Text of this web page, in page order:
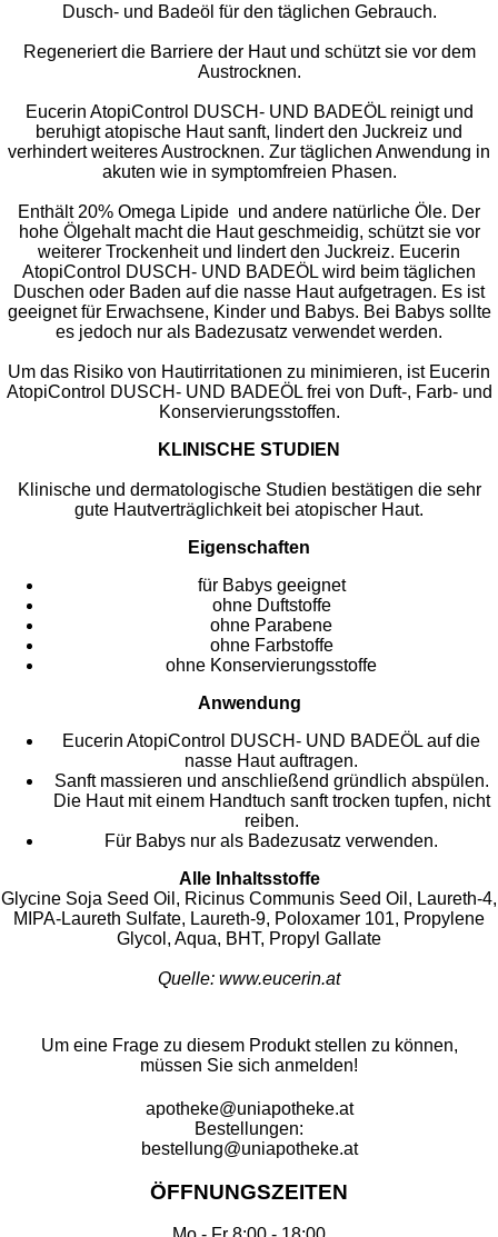
Dusch- und Badeöl für den täglichen Gebrauch.
Regeneriert die Barriere der Haut und schützt sie vor dem
Austrocknen.
Eucerin AtopiControl DUSCH- UND BADEÖL reinigt und
beruhigt atopische Haut sanft, lindert den Juckreiz und
verhindert weiteres Austrocknen. Zur täglichen Anwendung in
akuten wie in symptomfreien Phasen.
Enthält 20% Omega Lipide und andere natürliche Öle. Der
hohe Ölgehalt macht die Haut geschmeidig, schützt sie vor
weiterer Trockenheit und lindert den Juckreiz. Eucerin
AtopiControl DUSCH- UND BADEÖL wird beim täglichen
Duschen oder Baden auf die nasse Haut aufgetragen. Es ist
geeignet für Erwachsene, Kinder und Babys. Bei Babys sollte
es jedoch nur als Badezusatz verwendet werden.
Um das Risiko von Hautirritationen zu minimieren, ist Eucerin
AtopiControl DUSCH- UND BADEÖL frei von Duft-, Farb- und
Konservierungsstoffen.
KLINISCHE STUDIEN
Klinische und dermatologische Studien bestätigen die sehr
gute Hautverträglichkeit bei atopischer Haut.
Eigenschaften
für Babys geeignet
ohne Duftstoffe
ohne Parabene
ohne Farbstoffe
ohne Konservierungsstoffe
Anwendung
Eucerin AtopiControl DUSCH- UND BADEÖL auf die
nasse Haut auftragen.
Sanft massieren und anschließend gründlich abspülen.
Die Haut mit einem Handtuch sanft trocken tupfen, nicht
reiben.
Für Babys nur als Badezusatz verwenden.
Alle Inhaltsstoffe
Glycine Soja Seed Oil, Ricinus Communis Seed Oil, Laureth-4,
MIPA-Laureth Sulfate, Laureth-9, Poloxamer 101, Propylene
Glycol, Aqua, BHT, Propyl Gallate
Quelle: www.eucerin.at
Um eine Frage zu diesem Produkt stellen zu können,
müssen Sie sich anmelden!
apotheke@uniapotheke.at
Bestellungen:
bestellung@uniapotheke.at
ÖFFNUNGSZEITEN